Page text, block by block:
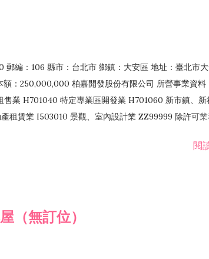
郵編：106 縣市：台北市 鄉鎮：大安區 地址：臺北市
額：250,000,000 柏嘉開發股份有限公司 所營事業資料
業 H701040 特定專業區開發業 H701060 新市鎮、新
租賃業 I503010 景觀、室內設計業 ZZ99999 除許可
閱
（無訂位）